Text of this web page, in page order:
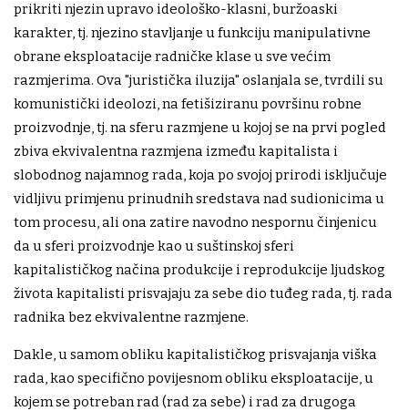
prikriti njezin upravo ideološko-klasni, buržoaski
karakter, tj. njezino stavljanje u funkciju manipulativne
obrane eksploatacije radničke klase u sve većim
razmjerima. Ova "juristička iluzija" oslanjala se, tvrdili su
komunistički ideolozi, na fetišiziranu površinu robne
proizvodnje, tj. na sferu razmjene u kojoj se na prvi pogled
zbiva ekvivalentna razmjena između kapitalista i
slobodnog najamnog rada, koja po svojoj prirodi isključuje
vidljivu primjenu prinudnih sredstava nad sudionicima u
tom procesu, ali ona zatire navodno nespornu činjenicu
da u sferi proizvodnje kao u suštinskoj sferi
kapitalističkog načina produkcije i reprodukcije ljudskog
života kapitalisti prisvajaju za sebe dio tuđeg rada, tj. rada
radnika bez ekvivalentne razmjene.
Dakle, u samom obliku kapitalističkog prisvajanja viška
rada, kao specifično povijesnom obliku eksploatacije, u
kojem se potreban rad (rad za sebe) i rad za drugoga